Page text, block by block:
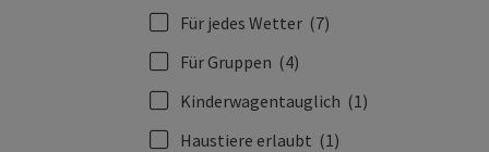
Für jedes Wetter (7)
Für Gruppen (4)
Kinderwagentauglich (1)
Haustiere erlaubt (1)